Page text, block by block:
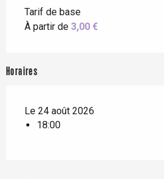
Tarif de base
À partir de 3,00 €
Horaires
Le 24 août 2026
18:00